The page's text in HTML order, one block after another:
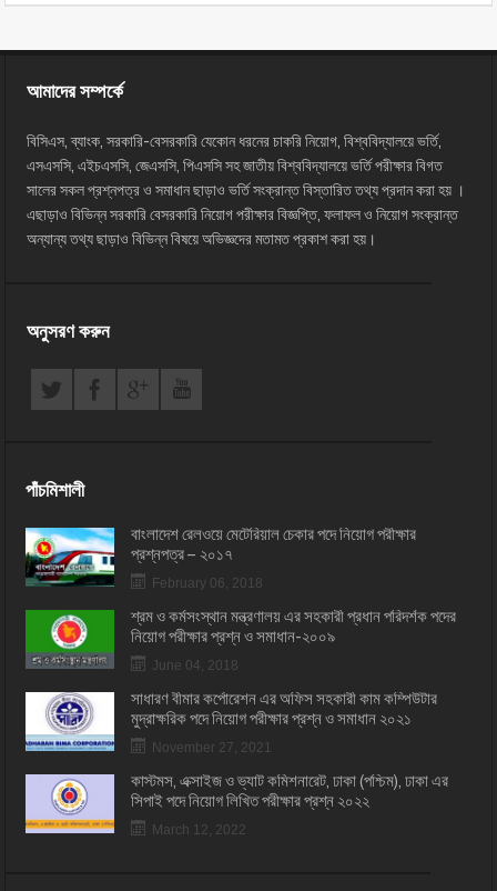
আমাদের সম্পর্কে
বিসিএস, ব্যাংক, সরকারি-বেসরকারি যেকোন ধরনের চাকরি নিয়োগ, বিশ্ববিদ্যালয়ে ভর্তি,
এসএসসি, এইচএসসি, জেএসসি, পিএসসি সহ জাতীয় বিশ্ববিদ্যালয়ে ভর্তি পরীক্ষার বিগত
সালের সকল প্রশ্নপত্র ও সমাধান ছাড়াও ভর্তি সংক্রান্ত বিস্তারিত তথ্য প্রদান করা হয় ।
এছাড়াও বিভিন্ন সরকারি বেসরকারি নিয়োগ পরীক্ষার বিজ্ঞপ্তি, ফলাফল ও নিয়োগ সংক্রান্ত
অন্যান্য তথ্য ছাড়াও বিভিন্ন বিষয়ে অভিজ্ঞদের মতামত প্রকাশ করা হয়।
অনুসরণ করুন
পাঁচমিশালী
বাংলাদেশ রেলওয়ে মেটেরিয়াল চেকার পদে নিয়োগ পরীক্ষার
প্রশ্নপত্র – ২০১৭
February 06, 2018
শ্রম ও কর্মসংস্থান মন্ত্রণালয় এর সহকারী প্রধান পরিদর্শক পদের
নিয়োগ পরীক্ষার প্রশ্ন ও সমাধান-২০০৯
June 04, 2018
সাধারণ বীমার কর্পোরেশন এর অফিস সহকারী কাম কম্পিউটার
মুদ্রাক্ষরিক পদে নিয়োগ পরীক্ষার প্রশ্ন ও সমাধান ২০২১
November 27, 2021
কাস্টমস, এক্সাইজ ও ভ্যাট কমিশনারেট, ঢাকা (পশ্চিম), ঢাকা এর
সিপাই পদে নিয়োগ লিখিত পরীক্ষার প্রশ্ন ২০২২
March 12, 2022